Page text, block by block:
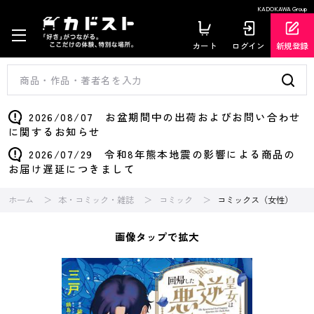
KADOKAWA Group
カート ログイン 新規登録
2026/08/07 お盆期間中の出荷およびお問い合わせ
に関するお知らせ
2026/07/29 令和8年熊本地震の影響による商品の
お届け遅延につきまして
ホーム 本・コミック・雑誌 コミック コミックス（女性）
画像タップで拡大